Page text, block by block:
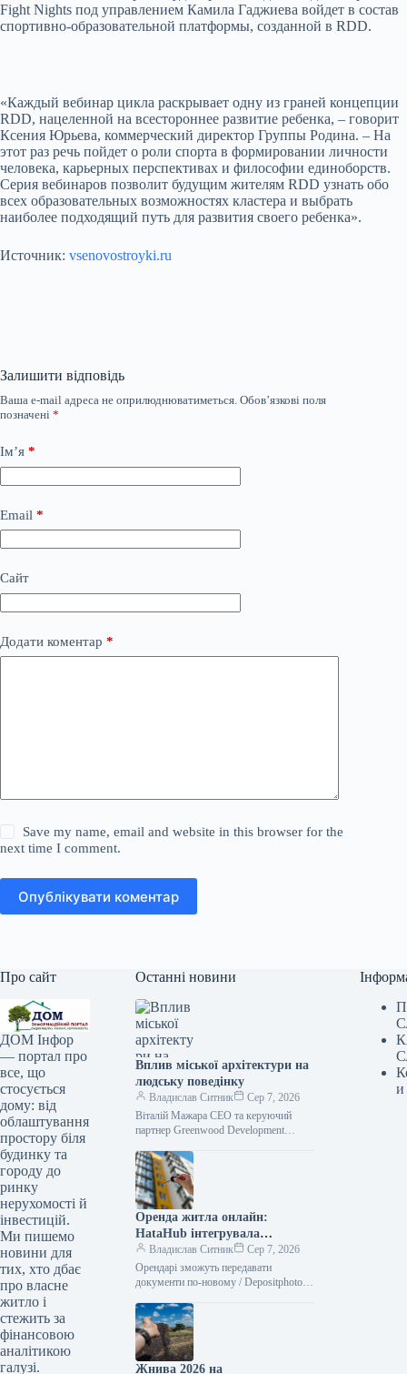
Fight Nights под управлением Камила Гаджиева войдет в состав
спортивно-образовательной платформы, созданной в RDD.
«Каждый вебинар цикла раскрывает одну из граней концепции
RDD, нацеленной на всестороннее развитие ребенка, – говорит
Ксения Юрьева, коммерческий директор Группы Родина. – На
этот раз речь пойдет о роли спорта в формировании личности
человека, карьерных перспективах и философии единоборств.
Серия вебинаров позволит будущим жителям RDD узнать обо
всех образовательных возможностях кластера и выбрать
наиболее подходящий путь для развития своего ребенка».
Источник: vsenovostroyki.ru
Залишити відповідь
Ваша e-mail адреса не оприлюднюватиметься. Обов’язкові поля
позначені *
Ім’я *
Email *
Сайт
Додати коментар *
Save my name, email and website in this browser for the
next time I comment.
Опублікувати коментар
Про сайт
ДОМ Інфор
— портал про
все, що
стосується
дому: від
облаштування
простору біля
будинку та
городу до
ринку
нерухомості й
інвестицій.
Ми пишемо
новини для
тих, хто дбає
про власне
житло і
стежить за
фінансовою
аналітикою
галузі.
Останні новини
Вплив міської архітектури на
людську поведінку
Владислав Ситник
Сер 7, 2026
Віталій Мажара CEO та керуючий
партнер Greenwood Development
оцінюються за їхнім зовнішнім
виглядом, плануванням,
використаними технологіями
Оренда житла онлайн:
HataHub інтегрувала
“Дія.Підпис” — Delo.ua
Владислав Ситник
Сер 7, 2026
Орендарі зможуть передавати
документи по-новому / Depositphotos
впровадила функцію обміну
документами через “Дію” та
“Дія.Підпис”, що
Жнива 2026 на
и